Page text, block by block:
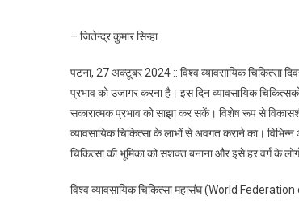
– जितेन्द्र कुमार सिन्हा
पटना, 27 अक्टूबर 2024 :: विश्व व्यावसायिक चिकित्सा
प्रभाव को उजागर करना है। इस दिन व्यावसायिक
सकारात्मक प्रभाव को साझा कर सकें। विशेष रूप से
व्यावसायिक चिकित्सा के लाभों से अवगत कराने का।
चिकित्सा की भूमिका को सशक्त बनाना और इसे हर वर्ग के
विश्व व्यावसायिक चिकित्सा महासंघ (World